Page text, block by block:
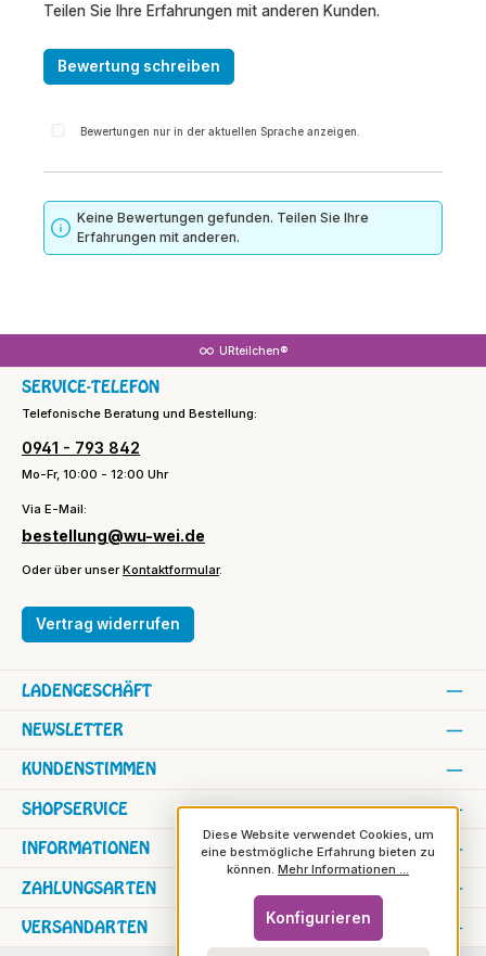
Teilen Sie Ihre Erfahrungen mit anderen Kunden.
Bewertung schreiben
Bewertungen nur in der aktuellen Sprache anzeigen.
Keine Bewertungen gefunden. Teilen Sie Ihre
Erfahrungen mit anderen.
URteilchen®
SERVICE-TELEFON
Telefonische Beratung und Bestellung:
0941 - 793 842
Mo-Fr, 10:00 - 12:00 Uhr
Via E-Mail:
bestellung@wu-wei.de
Oder über unserKontaktformular.
Vertrag widerrufen
SHOPSERVICE
INFORMATIONEN
NEWSLETTER
KUNDENSTIMMEN
LADENGESCHÄFT
ZAHLUNGSARTEN
VERSANDARTEN
Diese Website verwendet Cookies, um
eine bestmögliche Erfahrung bieten zu
können. Mehr Informationen ...
Konfigurieren